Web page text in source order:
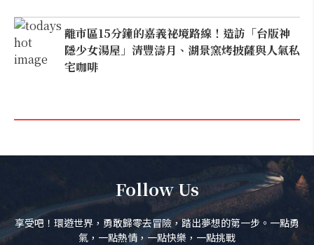
離市區15分鐘的嘉義祕境路線！造訪「台版神
隱少女湯屋」清豐濤月、湖景窯烤披薩與人氣私
宅咖啡
Follow Us
享受吧！環遊世界，勇敢歸零去冒險，踏出夢想的第一步。一點勇
氣，一點熱情，一點快樂，一點挑戰